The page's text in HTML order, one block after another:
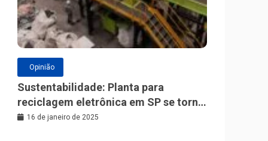
Opinião
Sustentabilidade: Planta para
reciclagem eletrônica em SP se torna
a maior da América Latina
16 de janeiro de 2025